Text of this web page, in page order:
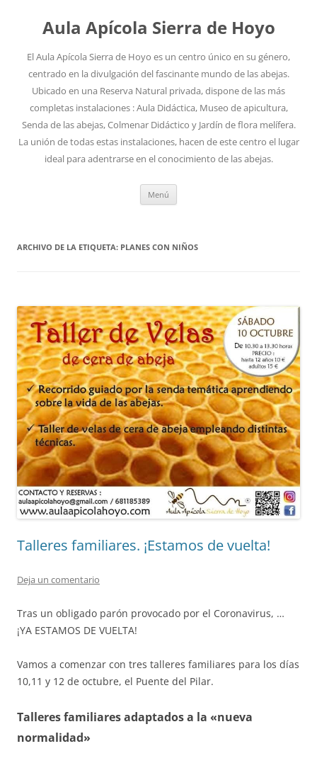
Aula Apícola Sierra de Hoyo
El Aula Apícola Sierra de Hoyo es un centro único en su género,
centrado en la divulgación del fascinante mundo de las abejas.
Ubicado en una Reserva Natural privada, dispone de las más
completas instalaciones : Aula Didáctica, Museo de apicultura,
Senda de las abejas, Colmenar Didáctico y Jardín de flora melífera.
La unión de todas estas instalaciones, hacen de este centro el lugar
ideal para adentrarse en el conocimiento de las abejas.
Menú
ARCHIVO DE LA ETIQUETA: PLANES CON NIÑOS
Talleres familiares. ¡Estamos de vuelta!
Deja un comentario
Tras un obligado parón provocado por el Coronavirus, …
¡YA ESTAMOS DE VUELTA!
Vamos a comenzar con tres talleres familiares para los días
10,11 y 12 de octubre, el Puente del Pilar.
Talleres familiares adaptados a la «nueva
normalidad»